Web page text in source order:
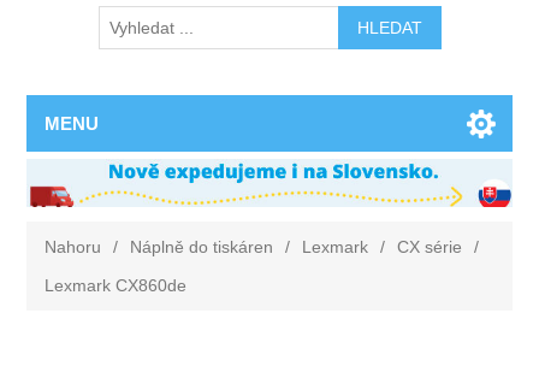
MENU
Nahoru / Náplně do tiskáren / Lexmark / CX série
/
Lexmark CX860de